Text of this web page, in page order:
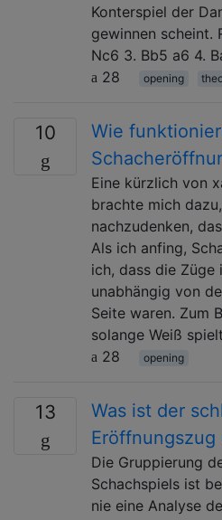
Konterspiel der
gewinnen scheint.
Nc6 3. Bb5 a6 4.
28
opening
10
Wie
Eine kürzlich von
brachte mich
nachzudenken,
Als ich anfing,
ich, dass die Züge
unabhängig von
Seite waren. Zum
solange Weiß
28
opening
13
Was ist der
Eröffnungszug
Die Gruppierung
Schachspiels ist
nie eine Analyse